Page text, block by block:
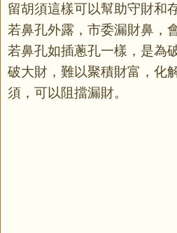
留胡須這樣可以幫助守財和
若鼻孔外露，市委漏財鼻，
若鼻孔如插蔥孔一樣，是為
破大財，難以聚積財富，化
須，可以阻擋漏財。